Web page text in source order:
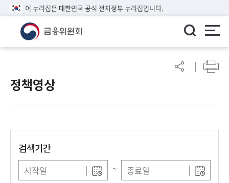
이 누리집은 대한민국 공식 전자정부 누리집입니다.
린
이알
정책영상
검색기간
~